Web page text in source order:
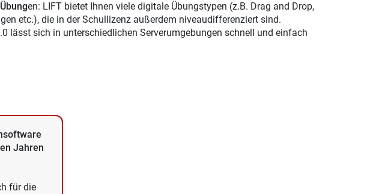
en: LIFT bietet Ihnen viele digitale Übungstypen (z.B. Drag and Drop,
etc.), die in der Schullizenz außerdem niveaudifferenziert sind.
lässt sich in unterschiedlichen Serverumgebungen schnell und einfach
Jahren
für die